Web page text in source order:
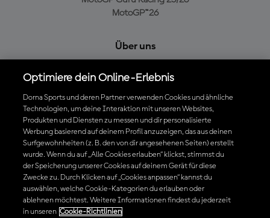
MotoGP™26
Über uns
Cookie-Richtlinien
Geschäftsbedingungen
Datenschutzrichtlinien
Kaufrichtlinie
Die offizielle MotoGP™ App herunterladen
Optimiere dein Online-Erlebnis
Dorna Sports und deren Partner verwenden Cookies und ähnliche
Technologien, um deine Interaktion mit unseren Websites,
Produkten und Diensten zu messen und dir personalisierte
Werbung basierend auf deinem Profil anzuzeigen, das aus deinen
Surfgewohnheiten (z. B. den von dir angesehenen Seiten) erstellt
wurde. Wenn du auf „Alle Cookies erlauben“ klickst, stimmst du
der Speicherung unserer Cookies auf deinem Gerät für diese
Zwecke zu. Durch Klicken auf „Cookies anpassen“ kannst du
auswählen, welche Cookie-Kategorien du erlauben oder
ablehnen möchtest. Weitere Informationen findest du jederzeit
in unseren Cookie-Richtlinien